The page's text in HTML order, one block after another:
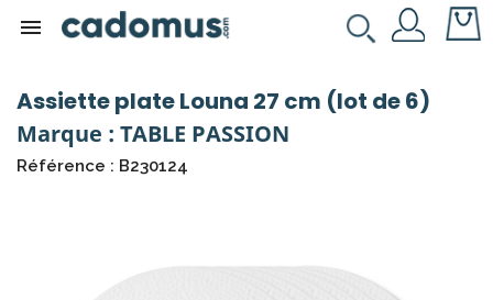

Assiette plate Louna 27 cm (lot de 6)
Marque : TABLE PASSION
Référence : B230124